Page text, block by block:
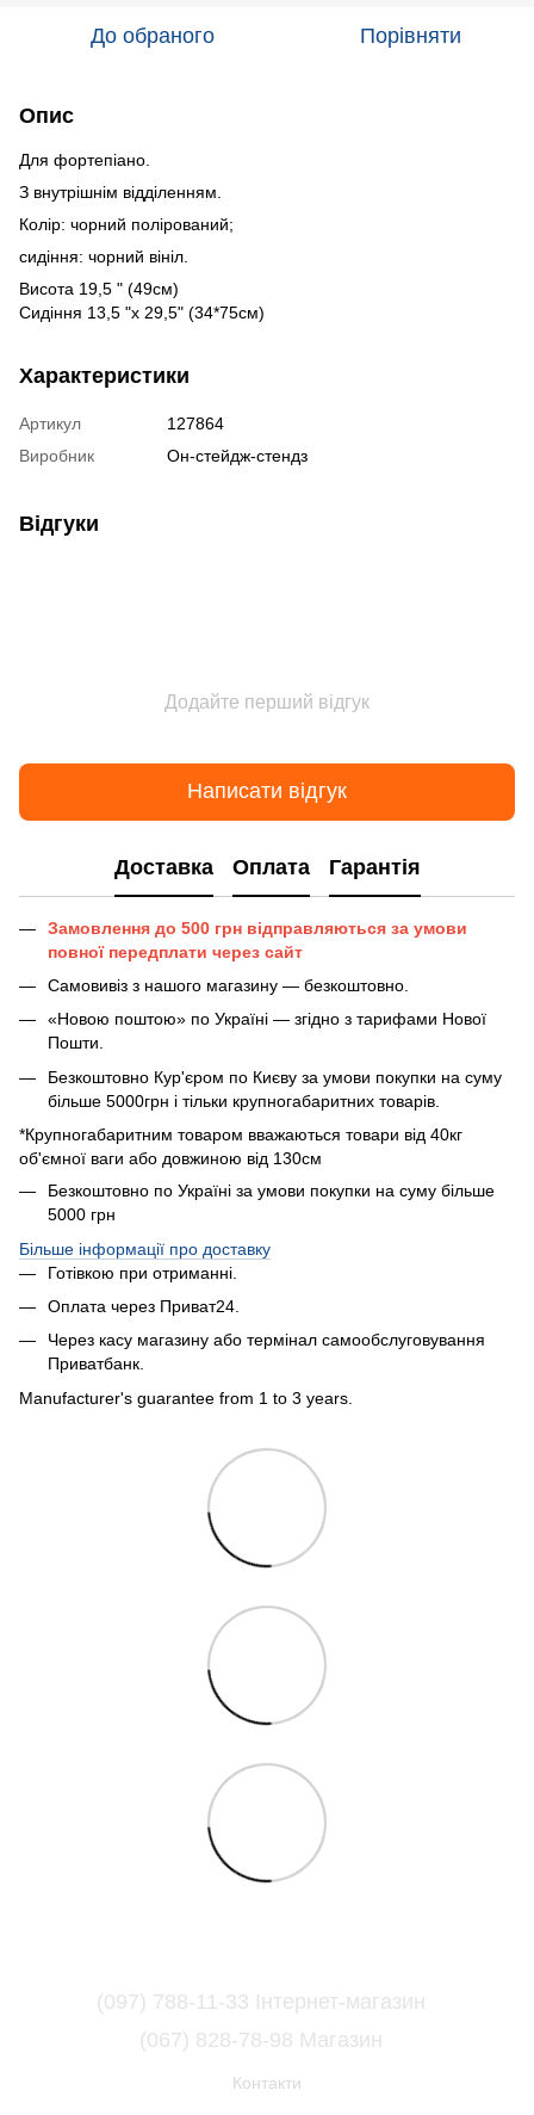
До обраного Порівняти
Опис
Для фортепіано.
З внутрішнім відділенням.
Колір: чорний полірований;
сидіння: чорний вініл.
Висота 19,5 " (49см)
Сидіння 13,5 "x 29,5" (34*75см)
Характеристики
Артикул
127864
Виробник
Он-стейдж-стендз
Відгуки
Додайте перший відгук
Написати відгук
Доставка Оплата Гарантія
Замовлення до 500 грн відправляються за умови
повної передплати через сайт
Самовивіз з нашого магазину — безкоштовно.
«Новою поштою» по Україні — згідно з тарифами Нової
Пошти.
Безкоштовно Кур'єром по Києву за умови покупки на суму
більше 5000грн і тільки крупногабаритних товарів.
*Крупногабаритним товаром вважаються товари від 40кг
об'ємної ваги або довжиною від 130см
Безкоштовно по Україні за умови покупки на суму більше
5000 грн
Більше інформації про доставку
Готівкою при отриманні.
Оплата через Приват24.
Через касу магазину або термінал самообслуговування
Приватбанк.
Manufacturer's guarantee from 1 to 3 years.
(097) 788-11-33 Інтернет-магазин
(067) 828-78-98 Магазин
Контакти